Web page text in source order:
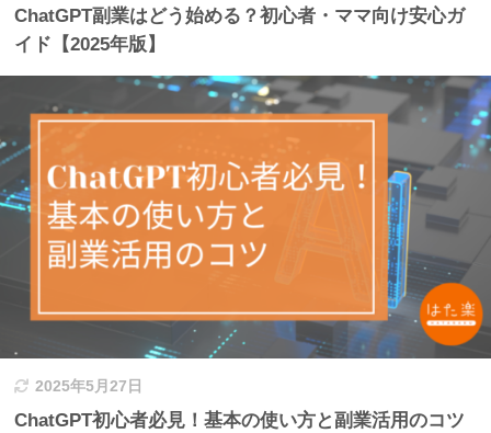
ChatGPT副業はどう始める？初心者・ママ向け安心ガ
イド【2025年版】
2025年5月27日
ChatGPT初心者必見！基本の使い方と副業活用のコツ